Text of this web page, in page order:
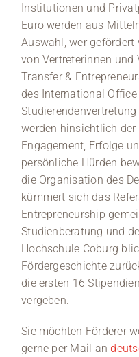
Institutionen und
Euro werden aus
Auswahl, wer
von Vertreterinnen und
Transfer &
des International Office
werden hinsichtlich der
Engagement, Erfolge
persönliche Hürden
die Organisation des
kümmert sich das
Entrepreneurship
Studienberatung und
Hochschule Coburg
Fördergeschichte
die ersten 16
vergeben.
Sie möchten Förderer
gerne per Mail an